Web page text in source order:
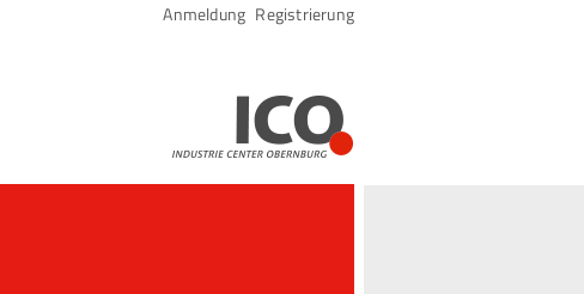
Navigation
überspringen
Anmeldung Registrierung